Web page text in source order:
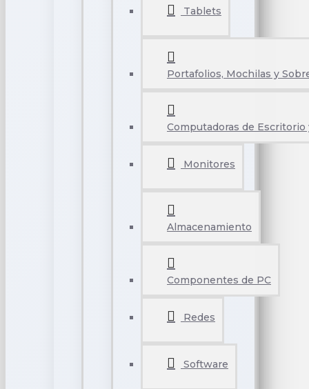
Tablets
Portafolios, Mochilas y
Computadoras de Escritorio
Monitores
Almacenamiento
Componentes de PC
Redes
Software